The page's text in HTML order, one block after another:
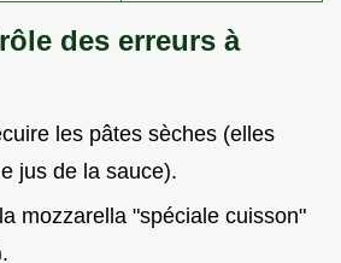
des erreurs à
les pâtes sèches (elles
jus de la sauce).
mozzarella "spéciale cuisson"